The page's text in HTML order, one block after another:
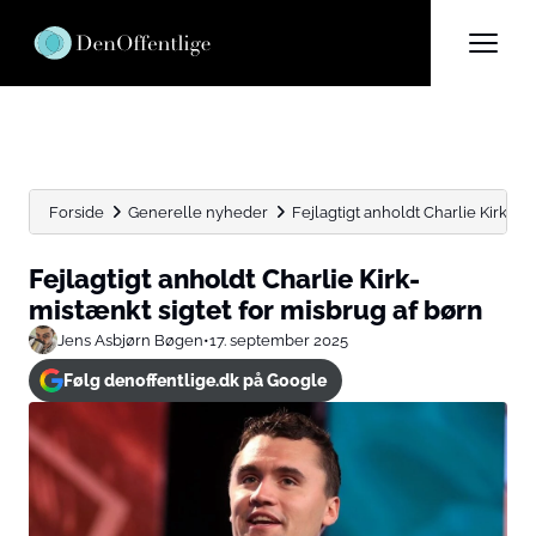
Forside Generelle nyheder Fejlagtigt anholdt Charlie Kirk-
Fejlagtigt anholdt Charlie Kirk-
mistænkt sigtet for misbrug af børn
Jens Asbjørn Bøgen•17. september 2025
Følg denoffentlige.dk på Google